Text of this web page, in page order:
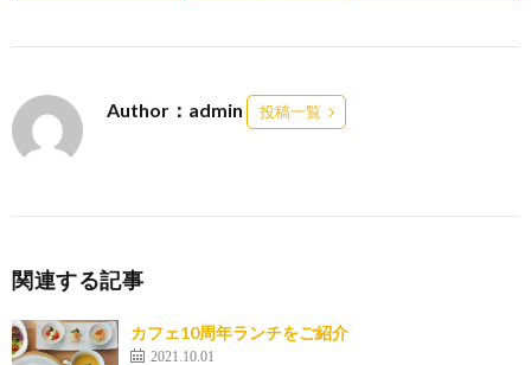
Author：admin 投稿一覧
関連する記事
カフェ10周年ランチをご紹介
2021.10.01